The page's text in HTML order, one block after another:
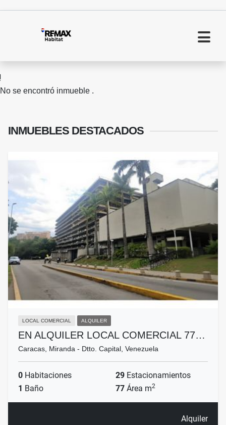
No se encontró inmueble .
INMUEBLES DESTACADOS
LOCAL COMERCIAL ALQUILER
EN ALQUILER LOCAL COMERCIAL 77…
Caracas, Miranda - Dtto. Capital, Venezuela
0 Habitaciones 29 Estacionamientos
1 Baño 77 Área m2
Alquiler